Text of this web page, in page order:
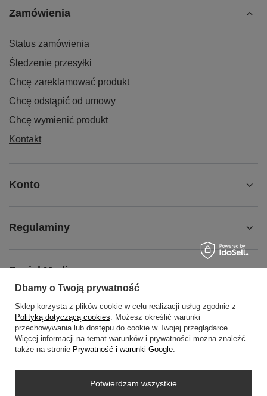
Zamówienia
Status zamówienia
Śledzenie przesyłki
Chcę zareklamować produkt
Chcę odstąpić od umowy
Chcę wymienić produkt
Kontakt
Konto
Regulaminy
Social Media
O NAS
wowbag2024@gmail.com
Dbamy o Twoją prywatność
Sklep korzysta z plików cookie w celu realizacji usług zgodnie z
Polityką dotyczącą cookies. Możesz określić warunki
przechowywania lub dostępu do cookie w Twojej przeglądarce.
Więcej informacji na temat warunków i prywatności można znaleźć
także na stronie Prywatność i warunki Google.
Potwierdzam wszystkie